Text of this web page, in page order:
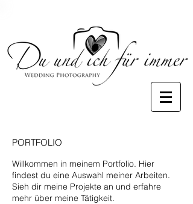
PORTFOLIO
Willkommen in meinem Portfolio. Hier
findest du eine Auswahl meiner Arbeiten.
Sieh dir meine Projekte an und erfahre
mehr über meine Tätigkeit.